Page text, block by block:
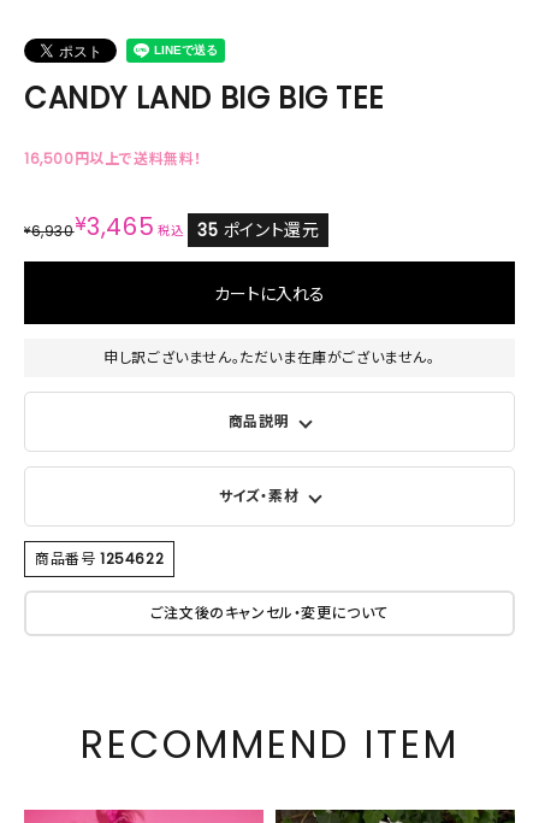
CANDY LAND BIG BIG TEE
16,500円以上で送料無料！
¥6,930¥3,465 税込 35 ポイント還元
カートに入れる
申し訳ございません。ただいま在庫がございません。
商品説明
サイズ・素材
商品番号 1254622
ご注文後のキャンセル・変更について
RECOMMEND ITEM